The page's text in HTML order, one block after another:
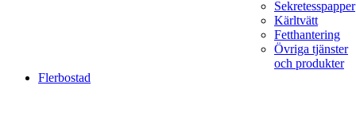
Sekretesspapper
Kärltvätt
Fetthantering
Övriga tjänster
och produkter
Flerbostad